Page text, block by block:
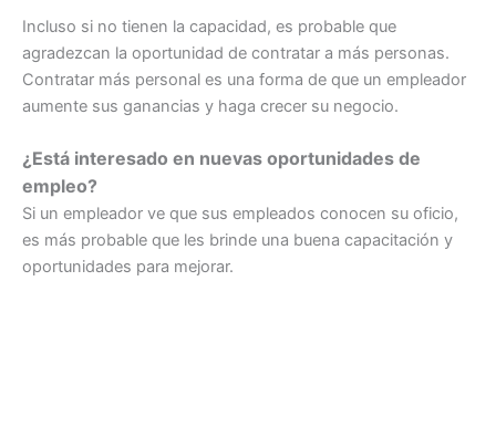
Incluso si no tienen la capacidad, es probable que
agradezcan la oportunidad de contratar a más personas.
Contratar más personal es una forma de que un empleador
aumente sus ganancias y haga crecer su negocio.
¿Está interesado en nuevas oportunidades de
empleo?
Si un empleador ve que sus empleados conocen su oficio,
es más probable que les brinde una buena capacitación y
oportunidades para mejorar.